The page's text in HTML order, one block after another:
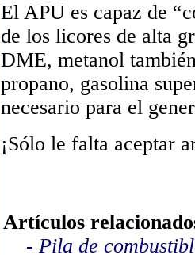
El APU es capaz de
de los licores de alta
DME, metanol
propano, gasolina
necesario para el
¡Sólo le falta aceptar
Artículos
- Pila de